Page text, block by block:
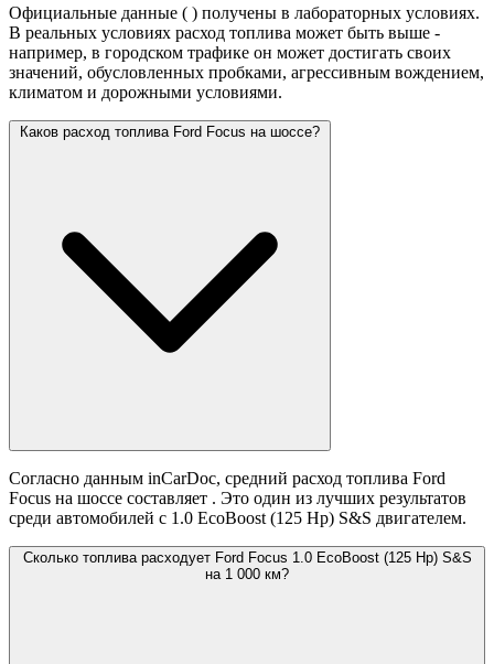
Официальные данные ( ) получены в лабораторных условиях.
В реальных условиях расход топлива может быть выше -
например, в городском трафике он может достигать своих
значений, обусловленных пробками, агрессивным вождением,
климатом и дорожными условиями.
Каков расход топлива Ford Focus на шоссе?
Согласно данным inCarDoc, средний расход топлива Ford
Focus на шоссе составляет . Это один из лучших результатов
среди автомобилей с 1.0 EcoBoost (125 Hp) S&S двигателем.
Сколько топлива расходует Ford Focus 1.0 EcoBoost (125 Hp) S&S
на 1 000 км?